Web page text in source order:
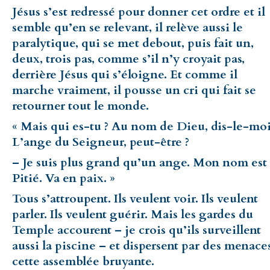
Jésus s’est redressé pour donner cet ordre et il
semble qu’en se relevant, il relève aussi le
paralytique, qui se met debout, puis fait un,
deux, trois pas, comme s’il n’y croyait pas,
derrière Jésus qui s’éloigne. Et comme il
marche vraiment, il pousse un cri qui fait se
retourner tout le monde.
« Mais qui es-tu ? Au nom de Dieu, dis-le-
L’ange du Seigneur, peut-être ?
– Je suis plus grand qu’un ange. Mon nom est
Pitié. Va en paix. »
Tous s’attroupent. Ils veulent voir. Ils veulent
parler. Ils veulent guérir. Mais les gardes du
Temple accourent – je crois qu’ils surveillent
aussi la piscine – et dispersent par des
cette assemblée bruyante.